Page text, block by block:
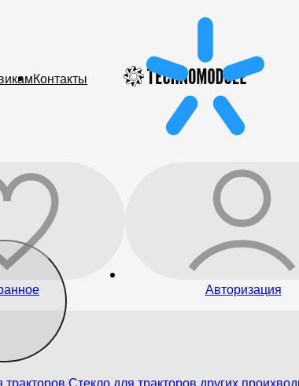
Контакты
Авторизация
Стекло для тракторов других